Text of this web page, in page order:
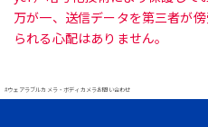
万が一、送信データを第三者が
られる心配はありません。
#ウェアラブルカメラ・ボディカメラお問い合わせ